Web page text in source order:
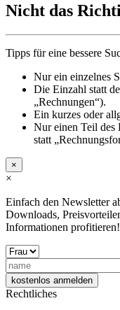
Nicht das
Tipps für eine bessere
Nur ein einzelnes
Die Einzahl statt
„Rechnungen“).
Ein kurzes oder
Nur einen Teil des
statt
×
×
Einfach den Newsletter
Downloads,
Informationen profitieren!
Rechtliches